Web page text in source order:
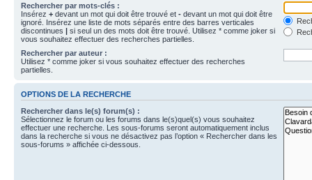
Rechercher par mots-clés :
Insérez + devant un mot qui doit être trouvé et - devant un mot qui doit être
ignoré. Insérez une liste de mots séparés entre des barres verticales
discontinues | si seul un des mots doit être trouvé. Utilisez * comme joker si
vous souhaitez effectuer des recherches partielles.
Rechercher par auteur :
Utilisez * comme joker si vous souhaitez effectuer des recherches
partielles.
OPTIONS DE LA RECHERCHE
Rechercher dans le(s) forum(s) :
Sélectionnez le forum ou les forums dans le(s)quel(s) vous souhaitez
effectuer une recherche. Les sous-forums seront automatiquement inclus
dans la recherche si vous ne désactivez pas l’option « Rechercher dans les
sous-forums » affichée ci-dessous.